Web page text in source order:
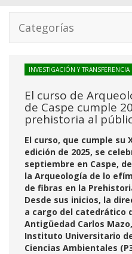
Categorías
INVESTIGACIÓN Y TRANSFERENCIA
El curso de
de Caspe cumple
prehistoria al
El curso, que cumple su
edición de 2025, se
septiembre en Caspe,
la Arqueología de lo
de fibras en la
Desde sus inicios, la
a cargo del catedrático
Antigüedad Carlos
Instituto Universitario
Ciencias Ambientales